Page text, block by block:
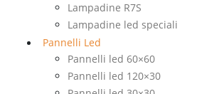
Lampadine R7S
Lampadine led speciali
Pannelli Led
Pannelli led 60×60
Pannelli led 120×30